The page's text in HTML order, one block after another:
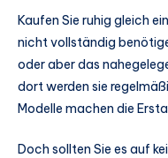
Kaufen Sie ruhig gleich
nicht vollständig
oder aber das
dort werden sie
Modelle machen die
Doch sollten Sie es auf